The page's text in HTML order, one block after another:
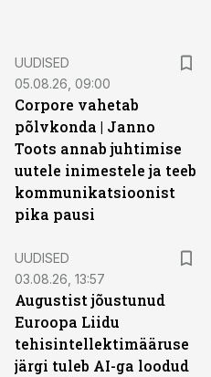
UUDISED
05.08.26, 09:00
Corpore vahetab
põlvkonda | Janno
Toots annab juhtimise
uutele inimestele ja teeb
kommunikatsioonist
pika pausi
UUDISED
03.08.26, 13:57
Augustist jõustunud
Euroopa Liidu
tehisintellektimääruse
järgi tuleb AI-ga loodud